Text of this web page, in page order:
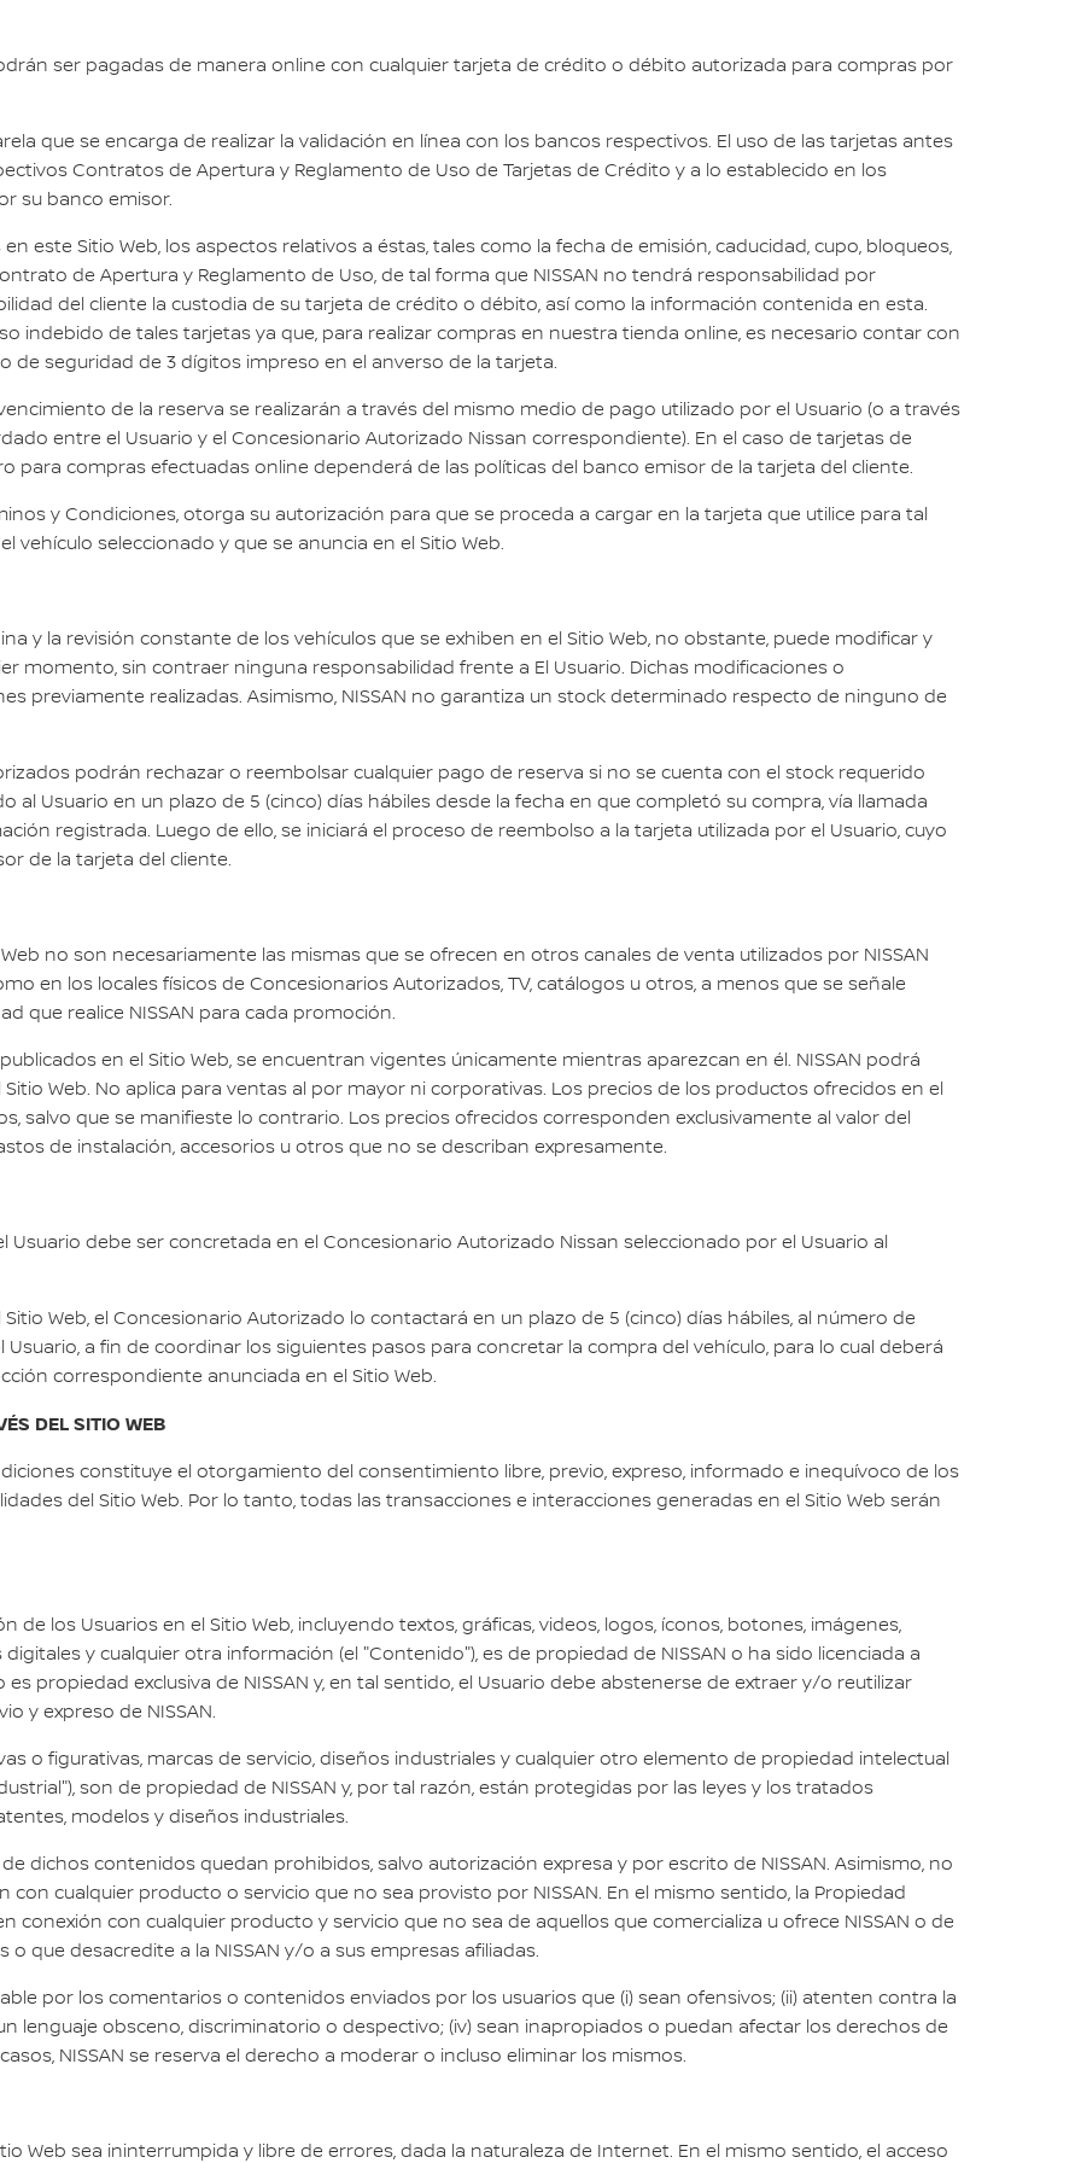
ser pagadas de manera online con cualquier tarjeta de crédito o débito autorizada para compras por
que se encarga de realizar la validación en línea con los bancos respectivos. El uso de las tarjetas antes
Contratos de Apertura y Reglamento de Uso de Tarjetas de Crédito y a lo establecido en los
su banco emisor.
este Sitio Web, los aspectos relativos a éstas, tales como la fecha de emisión, caducidad, cupo, bloqueos,
de Apertura y Reglamento de Uso, de tal forma que NISSAN no tendrá responsabilidad por
del cliente la custodia de su tarjeta de crédito o débito, así como la información contenida en esta.
indebido de tales tarjetas ya que, para realizar compras en nuestra tienda online, es necesario contar con
de seguridad de 3 dígitos impreso en el anverso de la tarjeta.
de la reserva se realizarán a través del mismo medio de pago utilizado por el Usuario (o a través
entre el Usuario y el Concesionario Autorizado Nissan correspondiente). En el caso de tarjetas de
para compras efectuadas online dependerá de las políticas del banco emisor de la tarjeta del cliente.
y Condiciones, otorga su autorización para que se proceda a cargar en la tarjeta que utilice para tal
seleccionado y que se anuncia en el Sitio Web.
y la revisión constante de los vehículos que se exhiben en el Sitio Web, no obstante, puede modificar y
momento, sin contraer ninguna responsabilidad frente a El Usuario. Dichas modificaciones o
previamente realizadas. Asimismo, NISSAN no garantiza un stock determinado respecto de ninguno de
podrán rechazar o reembolsar cualquier pago de reserva si no se cuenta con el stock requerido
al Usuario en un plazo de 5 (cinco) días hábiles desde la fecha en que completó su compra, vía llamada
registrada. Luego de ello, se iniciará el proceso de reembolso a la tarjeta utilizada por el Usuario, cuyo
de la tarjeta del cliente.
no son necesariamente las mismas que se ofrecen en otros canales de venta utilizados por NISSAN
en los locales físicos de Concesionarios Autorizados, TV, catálogos u otros, a menos que se señale
que realice NISSAN para cada promoción.
en el Sitio Web, se encuentran vigentes únicamente mientras aparezcan en él. NISSAN podrá
Web. No aplica para ventas al por mayor ni corporativas. Los precios de los productos ofrecidos en el
salvo que se manifieste lo contrario. Los precios ofrecidos corresponden exclusivamente al valor del
de instalación, accesorios u otros que no se describan expresamente.
debe ser concretada en el Concesionario Autorizado Nissan seleccionado por el Usuario al
Web, el Concesionario Autorizado lo contactará en un plazo de 5 (cinco) días hábiles, al número de
a fin de coordinar los siguientes pasos para concretar la compra del vehículo, para lo cual deberá
correspondiente anunciada en el Sitio Web.
DEL SITIO WEB
constituye el otorgamiento del consentimiento libre, previo, expreso, informado e inequívoco de los
del Sitio Web. Por lo tanto, todas las transacciones e interacciones generadas en el Sitio Web serán
los Usuarios en el Sitio Web, incluyendo textos, gráficas, videos, logos, íconos, botones, imágenes,
y cualquier otra información (el "Contenido"), es de propiedad de NISSAN o ha sido licenciada a
propiedad exclusiva de NISSAN y, en tal sentido, el Usuario debe abstenerse de extraer y/o reutilizar
y expreso de NISSAN.
o figurativas, marcas de servicio, diseños industriales y cualquier otro elemento de propiedad intelectual
son de propiedad de NISSAN y, por tal razón, están protegidas por las leyes y los tratados
modelos y diseños industriales.
dichos contenidos quedan prohibidos, salvo autorización expresa y por escrito de NISSAN. Asimismo, no
cualquier producto o servicio que no sea provisto por NISSAN. En el mismo sentido, la Propiedad
conexión con cualquier producto y servicio que no sea de aquellos que comercializa u ofrece NISSAN o de
que desacredite a la NISSAN y/o a sus empresas afiliadas.
por los comentarios o contenidos enviados por los usuarios que (i) sean ofensivos; (ii) atenten contra la
lenguaje obsceno, discriminatorio o despectivo; (iv) sean inapropiados o puedan afectar los derechos de
NISSAN se reserva el derecho a moderar o incluso eliminar los mismos.
Web sea ininterrumpida y libre de errores, dada la naturaleza de Internet. En el mismo sentido, el acceso